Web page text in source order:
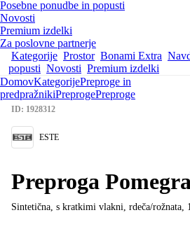
Posebne ponudbe in popusti
Novosti
Premium izdelki
Za poslovne partnerje
Kategorije Prostor Bonami Extra
popusti Novosti Premium izdelki
DomovKategorijePreproge in
predpražnikiPreprogePreproge
ID: 1928312
ESTE
Preproga
Sintetična, s kratkimi vlakni, rdeča/rožnata,